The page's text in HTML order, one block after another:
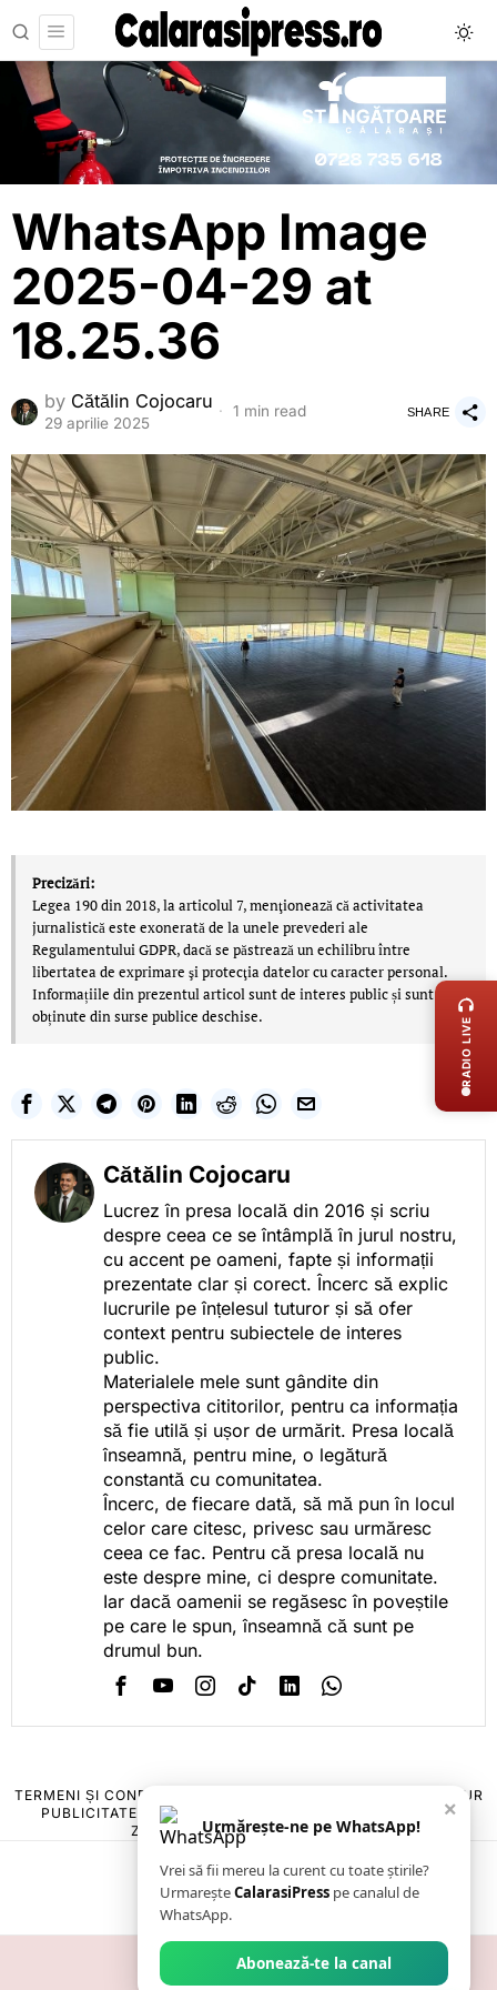
WhatsApp Image
2025-04-29 at
18.25.36
by Cătălin Cojocaru
29 aprilie 2025
1 min read SHARE
Precizări:
Legea 190 din 2018, la articolul 7, menţionează că activitatea
jurnalistică este exonerată de la unele prevederi ale
Regulamentului GDPR, dacă se păstrează un echilibru între
libertatea de exprimare şi protecţia datelor cu caracter personal.
Informațiile din prezentul articol sunt de interes public și sunt
obținute din surse publice deschise.
Cătălin Cojocaru
Lucrez în presa locală din 2016 și scriu
despre ceea ce se întâmplă în jurul nostru,
cu accent pe oameni, fapte și informații
prezentate clar și corect. Încerc să explic
lucrurile pe înțelesul tuturor și să ofer
context pentru subiectele de interes
public.
Materialele mele sunt gândite din
perspectiva cititorilor, pentru ca informația
să fie utilă și ușor de urmărit. Presa locală
înseamnă, pentru mine, o legătură
constantă cu comunitatea.
Încerc, de fiecare dată, să mă pun în locul
celor care citesc, privesc sau urmăresc
ceea ce fac. Pentru că presa locală nu
este despre mine, ci despre comunitate.
Iar dacă oamenii se regăsesc în poveștile
pe care le spun, înseamnă că sunt pe
drumul bun.
TERMENI ȘI CONDIȚII
POLITICA DE ANULARE & RETUR
PUBLICITATE ONLINE & TIPĂRITĂ
CONTACT
ZIARUL ANUNȚUL CĂLĂRĂȘEAN
×
Urmărește-ne pe WhatsApp!
Vrei să fii mereu la curent cu toate știrile?
UrmareșteCalarasiPress pe canalul de
WhatsApp.
Abonează-te la canal
RADIO LIVE